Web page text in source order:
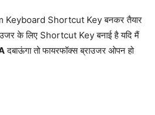
Keyboard Shortcut Key बनकर तैयार
के लिए Shortcut Key बनाई है यदि मैं
दबाऊंगा तो फायरफॉक्स ब्राउजर ओपन हो